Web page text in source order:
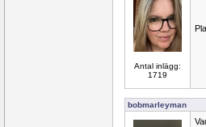
Antal inlägg:
1719
bobmarleyman